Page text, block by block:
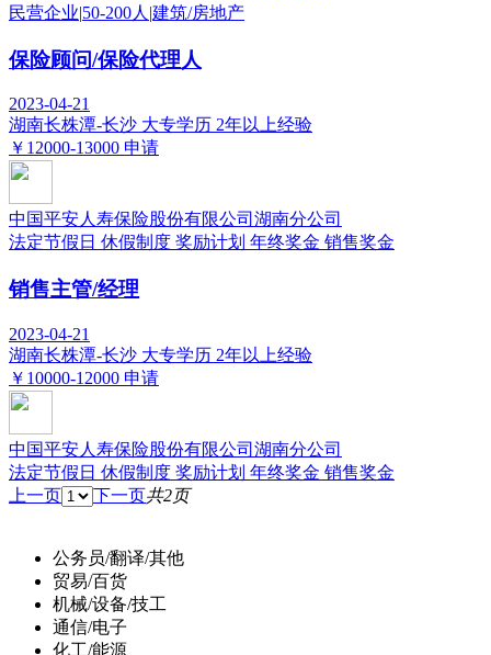
民营企业|50-200人 |建筑/房地产
保险顾问/保险代理人
2023-04-21
湖南长株潭-长沙 大专学历 2年以上经验
￥12000-13000 申请
中国平安人寿保险股份有限公司湖南分公司
法定节假日 休假制度 奖励计划 年终奖金 销售奖金
销售主管/经理
2023-04-21
湖南长株潭-长沙 大专学历 2年以上经验
￥10000-12000 申请
中国平安人寿保险股份有限公司湖南分公司
法定节假日 休假制度 奖励计划 年终奖金 销售奖金
上一页
下一页共2页
公务员/翻译/其他
贸易/百货
机械/设备/技工
通信/电子
化工/能源